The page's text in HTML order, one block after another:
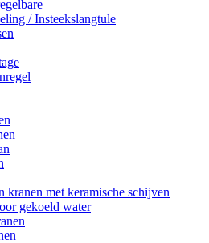
/ Insteekslangtule
kranen met keramische schijven
gekoeld water